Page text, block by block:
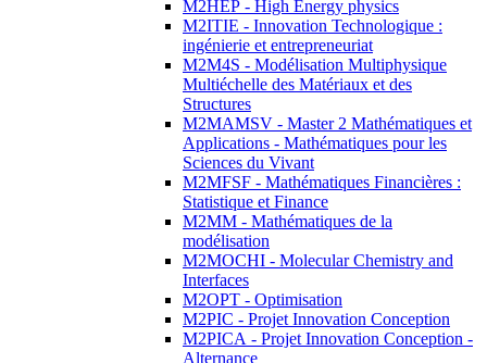
M2HEP - High Energy physics
M2ITIE - Innovation Technologique :
ingénierie et entrepreneuriat
M2M4S - Modélisation Multiphysique
Multiéchelle des Matériaux et des
Structures
M2MAMSV - Master 2 Mathématiques et
Applications - Mathématiques pour les
Sciences du Vivant
M2MFSF - Mathématiques Financières :
Statistique et Finance
M2MM - Mathématiques de la
modélisation
M2MOCHI - Molecular Chemistry and
Interfaces
M2OPT - Optimisation
M2PIC - Projet Innovation Conception
M2PICA - Projet Innovation Conception -
Alternance